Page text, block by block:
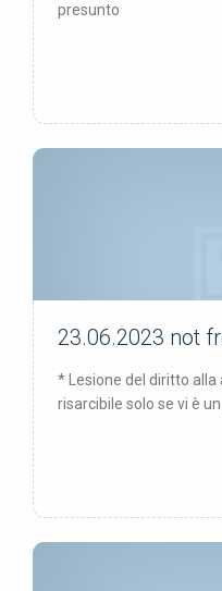
presunto
not free
23.06.2023 not
* Lesione del diritto
risarcibile solo se vi è